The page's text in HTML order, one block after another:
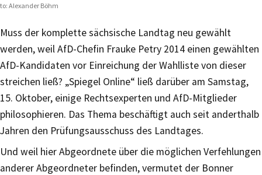
Alexander Böhm
Muss der komplette sächsische Landtag neu gewählt
werden, weil AfD-Chefin Frauke Petry 2014 einen gewählten
AfD-Kandidaten vor Einreichung der Wahlliste von dieser
streichen ließ? „Spiegel Online“ ließ darüber am Samstag,
15. Oktober, einige Rechtsexperten und AfD-Mitglieder
philosophieren. Das Thema beschäftigt auch seit anderthalb
Jahren den Prüfungsausschuss des Landtages.
Und weil hier Abgeordnete über die möglichen Verfehlungen
anderer Abgeordneter befinden, vermutet der Bonner